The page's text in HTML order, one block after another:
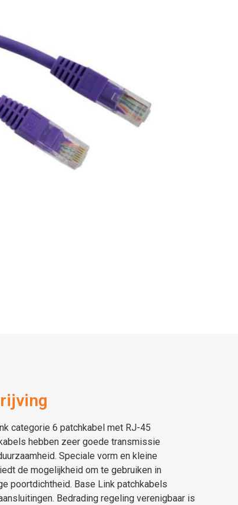
categorie 6 patchkabel met RJ-45
hebben zeer goede transmissie
Speciale vorm en kleine
de mogelijkheid om te gebruiken in
poortdichtheid. Base Link patchkabels
Bedrading regeling verenigbaar is